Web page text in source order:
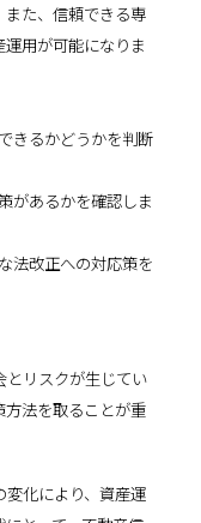
た、信頼できる専
用が可能になりま
きるかどうかを判断
があるかを確認しま
法改正への対応策を
とリスクが生じてい
法を取ることが重
化により、資産運